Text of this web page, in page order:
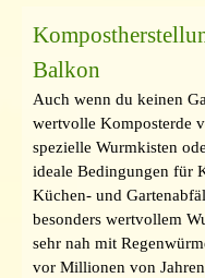
Balkon
Auch wenn du keinen
wertvolle Komposterde
spezielle Wurmkisten
ideale Bedingungen für
Küchen- und
besonders wertvollem
sehr nah mit
vor Millionen von